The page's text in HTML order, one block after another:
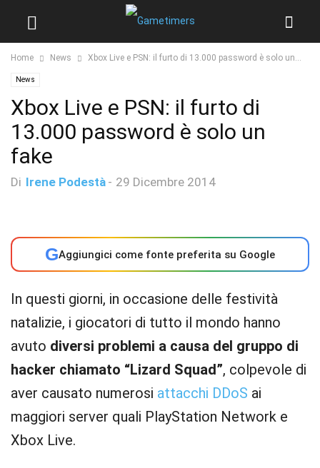
Home News Xbox Live e PSN: il furto di 13.000 password è solo un...
News
Xbox Live e PSN: il furto di
13.000 password è solo un
fake
Di Irene Podestà - 29 Dicembre 2014
GAggiungici come fonte preferita su Google
In questi giorni, in occasione delle festività
natalizie, i giocatori di tutto il mondo hanno
avuto diversi problemi a causa del gruppo di
hacker chiamato “Lizard Squad”, colpevole di
aver causato numerosi attacchi DDoS ai
maggiori server quali PlayStation Network e
Xbox Live.